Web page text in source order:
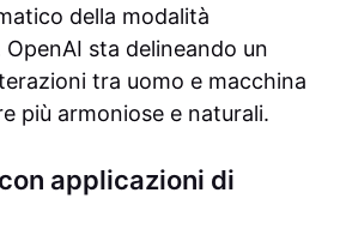
della modalità
sta delineando un
tra uomo e macchina
più armoniose e naturali.
applicazioni di